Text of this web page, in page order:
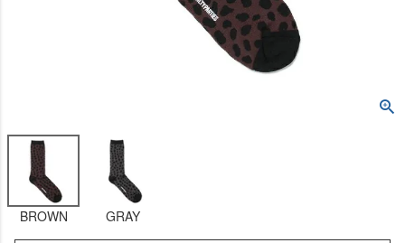
BROWN GRAY